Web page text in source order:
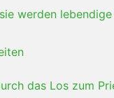
sie werden
das Los zum